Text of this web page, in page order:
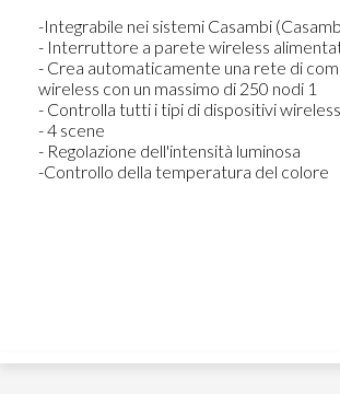
-Integrabile nei sistemi Casambi
- Interruttore a parete wireless
- Crea automaticamente una rete di
wireless con un massimo di 250 nodi 1
- Controlla tutti i tipi di dispositivi
- 4 scene
- Regolazione dell'intensità luminosa
-Controllo della temperatura del colore